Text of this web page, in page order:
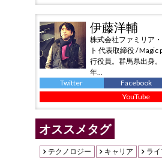
伊藤洋輔
株式会社ファミリア
ト 代表取締役 /
行役員。群馬県出身
年...
Twitter
Facebook
YouTube
オススメタグ
テクノロジー キャリア ラ